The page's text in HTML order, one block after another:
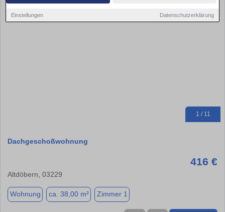
Einstellungen Datenschutzerklärung
1 / 11
Dachgeschoßwohnung
416 €
Altdöbern, 03229
Wohnung ca. 38,00 m² Zimmer 1